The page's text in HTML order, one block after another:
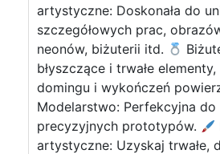
artystyczne: Doskonała do
szczegółowych prac,
neonów, biżuterii itd.
błyszczące i trwałe
domingu i wykończeń
Modelarstwo: Perfekcyjna do
precyzyjnych prototypów.
artystyczne: Uzyskaj trwałe,